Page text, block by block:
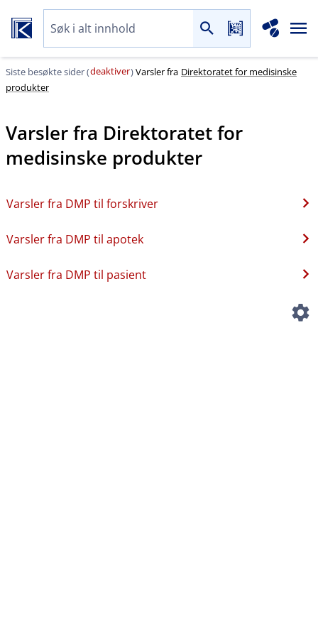
Siste besøkte sider (deaktiver)Varsler fra Direktoratet for medisinske
produkter
Varsler fra Direktoratet for
medisinske produkter
Varsler fra DMP til forskriver
Varsler fra DMP til apotek
Varsler fra DMP til pasient